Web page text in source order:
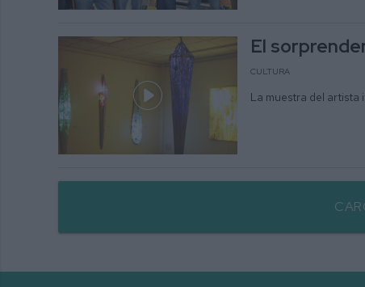
El
CULTURA
La muestra del artista